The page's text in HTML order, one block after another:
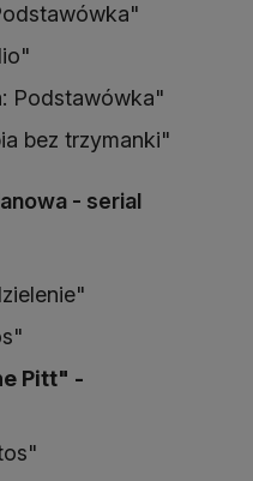
Podstawówka"
bez trzymanki"
- serial
Pitt" -